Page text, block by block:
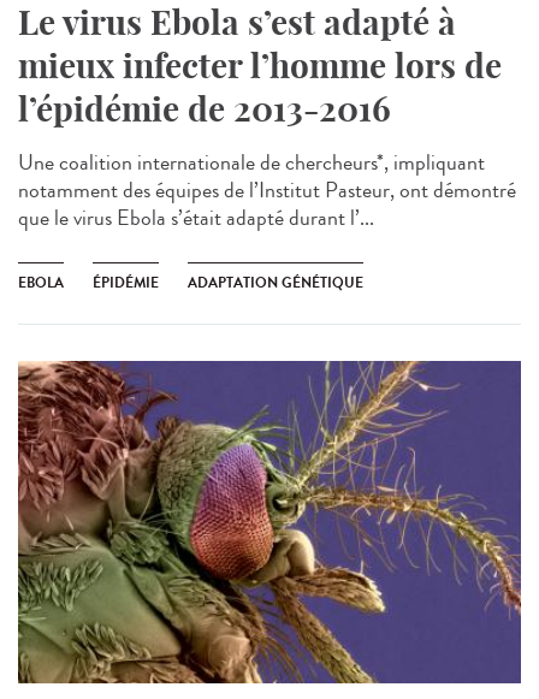
Le virus Ebola s’est adapté à
mieux infecter l’homme lors de
l’épidémie de 2013-2016
Une coalition internationale de chercheurs*, impliquant
notamment des équipes de l’Institut Pasteur, ont démontré
que le virus Ebola s’était adapté durant l’...
EBOLA ÉPIDÉMIE ADAPTATION GÉNÉTIQUE